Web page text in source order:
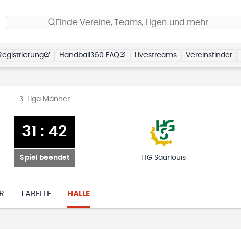
Finde Vereine, Teams, Ligen und mehr…
Handball360 FAQ Livestreams Vereinsfinder
3. Liga Männer
31 : 42
Spiel beendet HG Saarlouis
TABELLE HALLE